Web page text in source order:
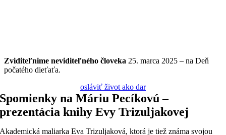
Zviditeľnime neviditeľného človeka 25. marca 2025 – na Deň
počatého dieťaťa.
osláviť život ako dar
Spomienky na Máriu Pecíkovú –
prezentácia knihy Evy Trizuljakovej
Akademická maliarka Eva Trizuljaková, ktorá je tiež známa svojou